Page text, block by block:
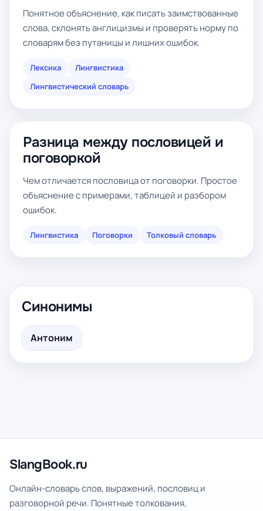
Понятное объяснение, как писать заимствованные
слова, склонять англицизмы и проверять норму по
словарям без путаницы и лишних ошибок.
Лексика
Лингвистика
Лингвистический словарь
Разница между пословицей и
поговоркой
Чем отличается пословица от поговорки. Простое
объяснение с примерами, таблицей и разбором
ошибок.
Лингвистика Поговорки Толковый словарь
Синонимы
Антоним
SlangBook.ru
Онлайн-словарь слов, выражений, пословиц и
разговорной речи. Понятные толкования,